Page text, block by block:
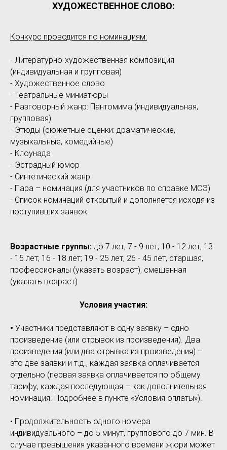
ХУДОЖЕСТВЕННОЕ СЛОВО:
Конкурс проводится по номинациям:
- Литературно-художественная композиция
(индивидуальная и групповая)
- Художественное слово
- Театральные миниатюры
- Разговорный жанр: Пантомима (индивидуальная,
групповая)
- Этюды (сюжетные сценки: драматические,
музыкальные, комедийные)
- Клоунада
- Эстрадный юмор
- Синтетический жанр
- Пара – номинация (для участников по справке МСЭ)
- Список номинаций открытый и дополняется исходя из
поступивших заявок
Возрастные группы: до 7 лет, 7 - 9 лет; 10 - 12 лет; 13
- 15 лет; 16 - 18 лет; 19 - 25 лет, 26 - 45 лет, старшая,
профессионалы (указать возраст), смешанная
(указать возраст)
Условия участия:
• Участники представляют в одну заявку – одно
произведение (или отрывок из произведения). Два
произведения (или два отрывка из произведения) –
это две заявки и т.д., каждая заявка оплачивается
отдельно (первая заявка оплачивается по общему
тарифу, каждая последующая – как дополнительная
номинация. Подробнее в пункте «Условия оплаты»).
• Продолжительность одного номера
индивидуального – до 5 минут, группового до 7 мин. В
случае превышения указанного времени жюри может